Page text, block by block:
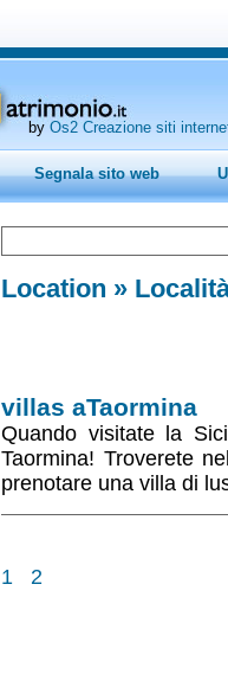
by Os2 Creazione siti
Segnala sito web
Location »
villas aTaormina
Quando visitate la
Taormina! Troverete
prenotare una villa di
1 2